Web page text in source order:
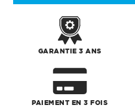
GARANTIE 3 ANS
PAIEMENT EN 3 FOIS